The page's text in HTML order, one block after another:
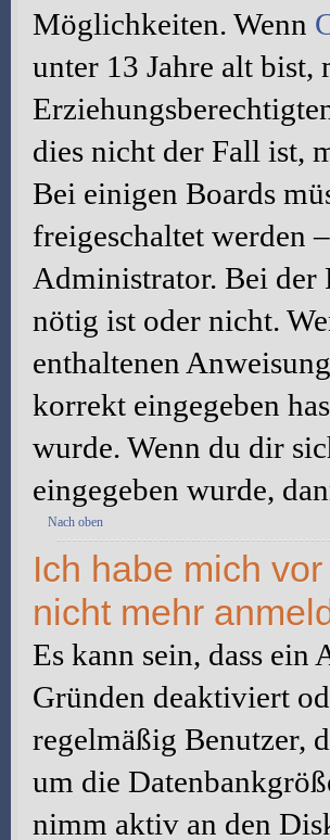
Möglichkeiten. Wenn
unter 13 Jahre alt bist,
dies nicht der Fall ist,
Bei einigen Boards
freigeschaltet werden
Administrator. Bei
nötig ist oder nicht.
enthaltenen
korrekt eingegeben
wurde. Wenn du dir
eingegeben wurde,
Nach oben
Ich habe mich
nicht mehr
Es kann sein, dass
Gründen deaktiviert
regelmäßig Benutzer,
um die
nimm aktiv an den